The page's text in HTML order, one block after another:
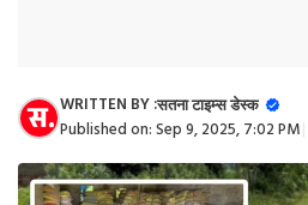
WRITTEN BY :सतना टाइम्स डेस्क
Published on:Sep 9, 2025, 7:02 PM